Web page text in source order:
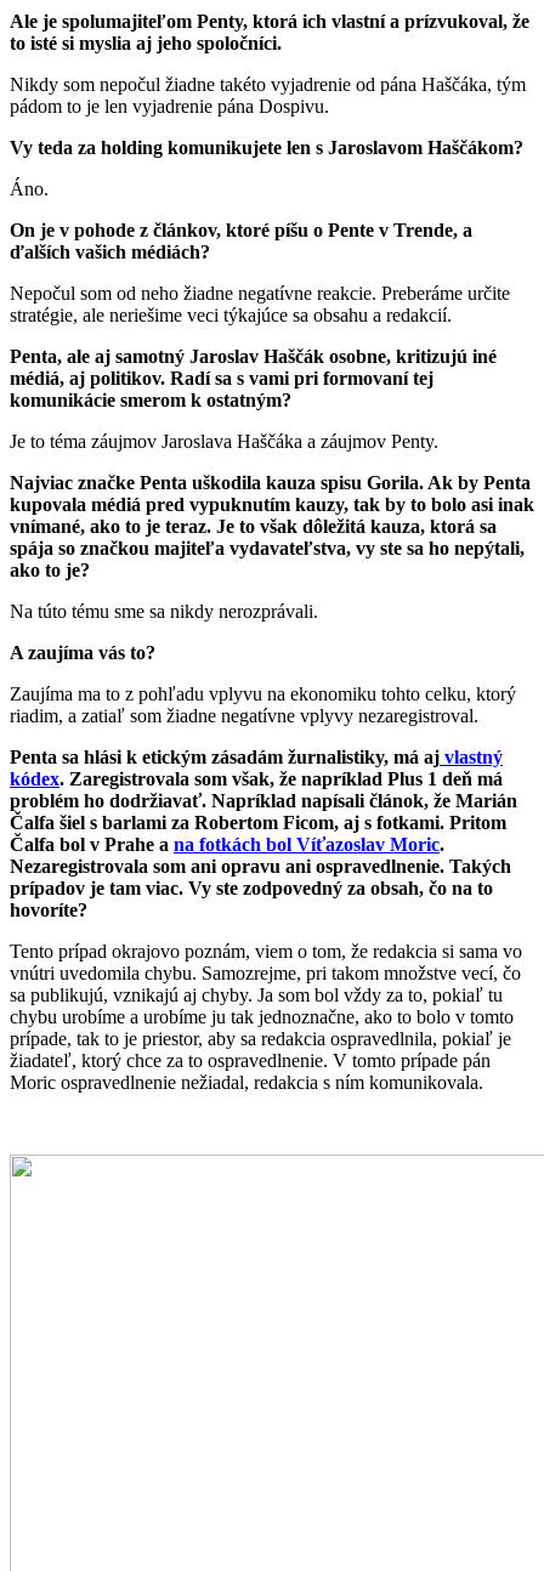
Ale je spolumajiteľom Penty, ktorá ich vlastní a prízvukoval, že
to isté si myslia aj jeho spoločníci.
Nikdy som nepočul žiadne takéto vyjadrenie od pána Haščáka, tým
pádom to je len vyjadrenie pána Dospivu.
Vy teda za holding komunikujete len s Jaroslavom Haščákom?
Áno.
On je v pohode z článkov, ktoré píšu o Pente v Trende, a
ďalších vašich médiách?
Nepočul som od neho žiadne negatívne reakcie. Preberáme určite
stratégie, ale neriešime veci týkajúce sa obsahu a redakcií.
Penta, ale aj samotný Jaroslav Haščák osobne, kritizujú iné
médiá, aj politikov. Radí sa s vami pri formovaní tej
komunikácie smerom k ostatným?
Je to téma záujmov Jaroslava Haščáka a záujmov Penty.
Najviac značke Penta uškodila kauza spisu Gorila. Ak by Penta
kupovala médiá pred vypuknutím kauzy, tak by to bolo asi inak
vnímané, ako to je teraz. Je to však dôležitá kauza, ktorá sa
spája so značkou majiteľa vydavateľstva, vy ste sa ho nepýtali,
ako to je?
Na túto tému sme sa nikdy nerozprávali.
A zaujíma vás to?
Zaujíma ma to z pohľadu vplyvu na ekonomiku tohto celku, ktorý
riadim, a zatiaľ som žiadne negatívne vplyvy nezaregistroval.
Penta sa hlási k etickým zásadám žurnalistiky, má aj vlastný
kódex. Zaregistrovala som však, že napríklad Plus 1 deň má
problém ho dodržiavať. Napríklad napísali článok, že Marián
Čalfa šiel s barlami za Robertom Ficom, aj s fotkami. Pritom
Čalfa bol v Prahe a na fotkách bol Víťazoslav Moric.
Nezaregistrovala som ani opravu ani ospravedlnenie. Takých
prípadov je tam viac. Vy ste zodpovedný za obsah, čo na to
hovoríte?
Tento prípad okrajovo poznám, viem o tom, že redakcia si sama vo
vnútri uvedomila chybu. Samozrejme, pri takom množstve vecí, čo
sa publikujú, vznikajú aj chyby. Ja som bol vždy za to, pokiaľ tu
chybu urobíme a urobíme ju tak jednoznačne, ako to bolo v tomto
prípade, tak to je priestor, aby sa redakcia ospravedlnila, pokiaľ je
žiadateľ, ktorý chce za to ospravedlnenie. V tomto prípade pán
Moric ospravedlnenie nežiadal, redakcia s ním komunikovala.